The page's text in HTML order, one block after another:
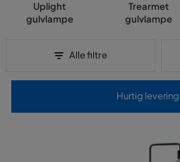
Uplight
gulvlampe
Trearmet
gulvlampe
Alle filtre
Hurtig levering